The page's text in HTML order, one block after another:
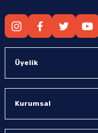
Üyelik
Kurumsal